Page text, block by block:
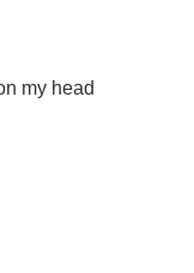
my head